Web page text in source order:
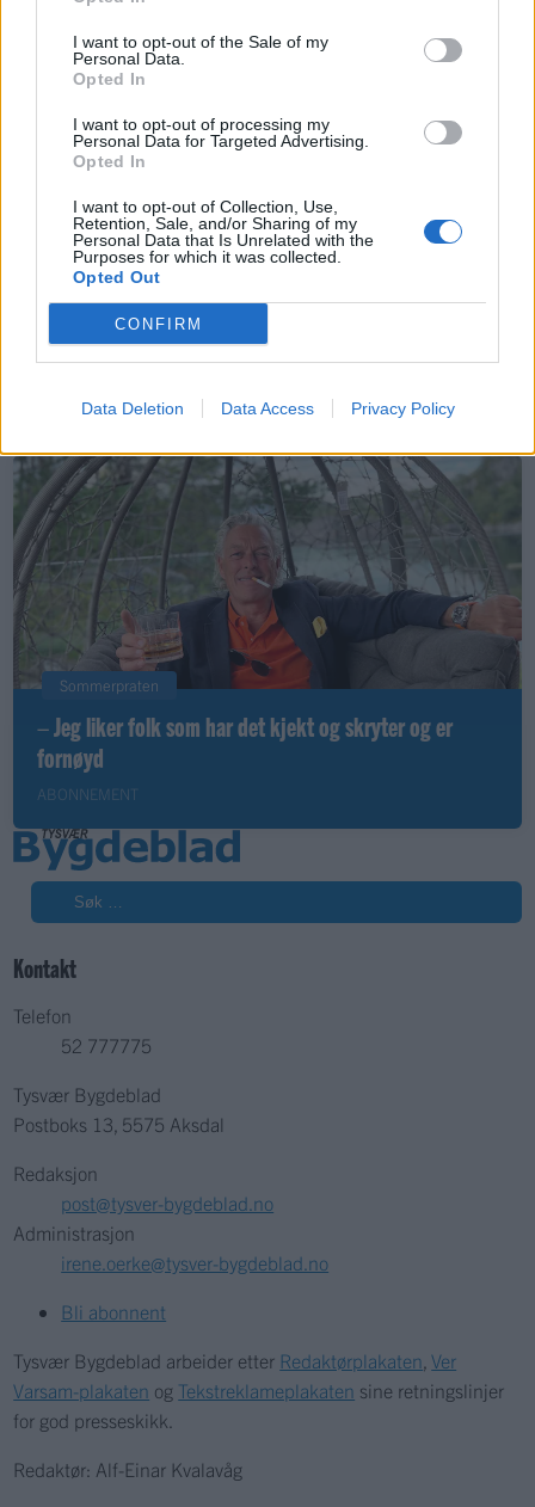
I want to opt-out of the Sale of my
Personal Data.
Opted In
I want to opt-out of processing my
Personal Data for Targeted Advertising.
Opted In
I want to opt-out of Collection, Use,
Retention, Sale, and/or Sharing of my
Personal Data that Is Unrelated with the
Purposes for which it was collected.
Opted Out
CONFIRM
Data Deletion Data Access Privacy Policy
– Finner roen på hytta
ABONNEMENT
Nokon må sove dårleg om natta
ABONNEMENT
Sommerpraten
– Jeg liker folk som har det kjekt og skryter og er
fornøyd
ABONNEMENT
Søk
Kontakt
Telefon
52 777775
Tysvær Bygdeblad
Postboks 13, 5575 Aksdal
Redaksjon
post@tysver-bygdeblad.no
Administrasjon
irene.oerke@tysver-bygdeblad.no
Bli abonnent
Tysvær Bygdeblad arbeider etter Redaktørplakaten ,Ver
Varsam-plakaten og Tekstreklameplakaten sine retningslinjer
for god presseskikk.
Redaktør: Alf-Einar Kvalavåg